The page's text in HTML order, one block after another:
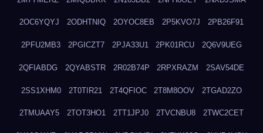
2OC6YQYJ 2ODHTNIQ 2OYOC8EB 2P5KVO7J 2PB26F91
2PFU2MB3 2PGICZT7 2PJA33U1 2PK01RCU 2Q6V9UEG
2QFIABDG 2QYABSTR 2R02B74P 2RPXRAZM 2SAV54DE
2SS1XHM0 2T0TIR21 2T4QFIOC 2T8M8OOV 2TGAD2ZO
2TMUAAY5 2TOT3HO1 2TT1JPJ0 2TVCNBU8 2TWC2CET